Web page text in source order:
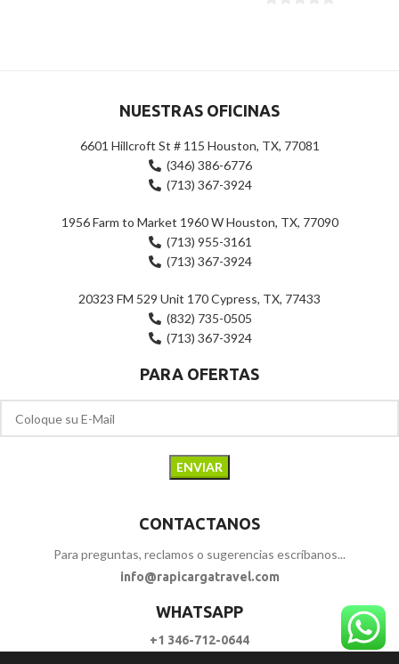
NUESTRAS OFICINAS
6601 Hillcroft St # 115 Houston, TX, 77081
(346) 386-6776
(713) 367-3924
1956 Farm to Market 1960 W Houston, TX, 77090
(713) 955-3161
(713) 367-3924
20323 FM 529 Unit 170 Cypress, TX, 77433
(832) 735-0505
(713) 367-3924
PARA OFERTAS
CONTACTANOS
Para preguntas, reclamos o sugerencias escríbanos...
info@rapicargatravel.com
WHATSAPP
+1 346-712-0644